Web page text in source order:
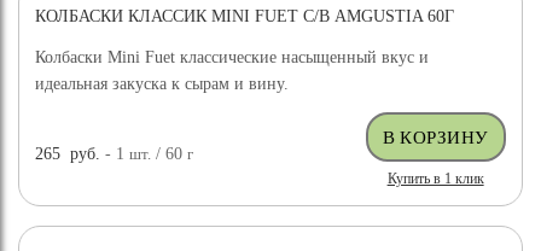
КОЛБАСКИ КЛАССИК MINI FUET С/В AMGUSTIA 60Г
Колбаски Mini Fuet классические насыщенный вкус и
идеальная закуска к сырам и вину.
265 руб. - 1шт. / 60г
Купить в 1 клик